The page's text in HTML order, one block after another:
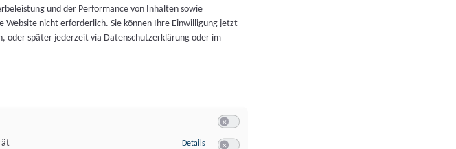
und der Performance von Inhalten sowie
nicht erforderlich. Sie können Ihre Einwilligung jetzt
oder später jederzeit via Datenschutzerklärung oder im
Details zu Speichern von oder Zugriff auf Informationen auf einem Endgerät